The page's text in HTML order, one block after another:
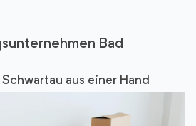
Bad
aus einer Hand